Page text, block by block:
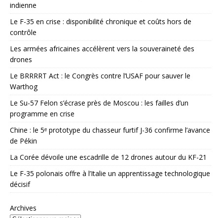
indienne
Le F-35 en crise : disponibilité chronique et coûts hors de
contrôle
Les armées africaines accélèrent vers la souveraineté des
drones
Le BRRRRT Act : le Congrès contre l’USAF pour sauver le
Warthog
Le Su-57 Felon s’écrase près de Moscou : les failles d’un
programme en crise
Chine : le 5ᵉ prototype du chasseur furtif J-36 confirme l’avance
de Pékin
La Corée dévoile une escadrille de 12 drones autour du KF-21
Le F-35 polonais offre à l’Italie un apprentissage technologique
décisif
Archives